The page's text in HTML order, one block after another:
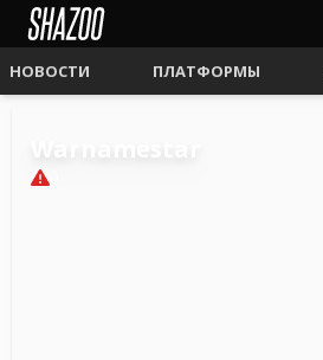
НОВОСТИ ПЛАТФОРМЫ